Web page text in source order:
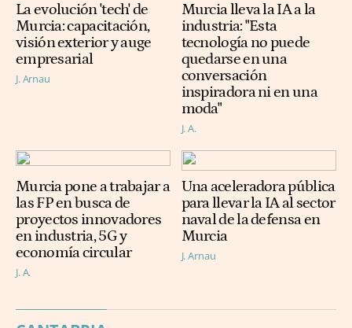
La evolución 'tech' de
Murcia: capacitación,
visión exterior y auge
empresarial
J. Arnau
Murcia lleva la IA a la
industria: "Esta
tecnología no puede
quedarse en una
conversación
inspiradora ni en una
moda"
J. A.
Murcia pone a trabajar a
las FP en busca de
proyectos innovadores
en industria, 5G y
economía circular
J. A.
Una aceleradora pública
para llevar la IA al sector
naval de la defensa en
Murcia
J. Arnau